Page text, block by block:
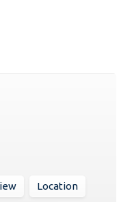
Location